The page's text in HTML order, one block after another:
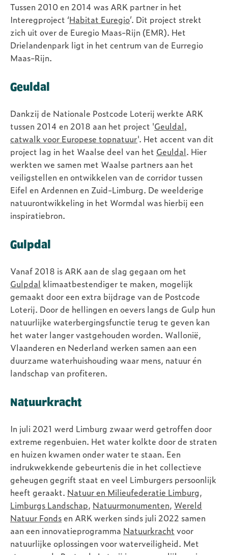
Tussen 2010 en 2014 was ARK partner in het
Interegproject ‘Habitat Euregio’. Dit project strekt
zich uit over de Euregio Maas-Rijn (EMR). Het
Drielandenpark ligt in het centrum van de Eurregio
Maas-Rijn.
Geuldal
Dankzij de Nationale Postcode Loterij werkte ARK
tussen 2014 en 2018 aan het project 'Geuldal,
catwalk voor Europese topnatuur'. Het accent van dit
project lag in het Waalse deel van het Geuldal. Hier
werkten we samen met Waalse partners aan het
veiligstellen en ontwikkelen van de corridor tussen
Eifel en Ardennen en Zuid-Limburg. De weelderige
natuurontwikkeling in het Wormdal was hierbij een
inspiratiebron.
Gulpdal
Vanaf 2018 is ARK aan de slag gegaan om het
Gulpdal klimaatbestendiger te maken, mogelijk
gemaakt door een extra bijdrage van de Postcode
Loterij. Door de hellingen en oevers langs de Gulp hun
natuurlijke waterbergingsfunctie terug te geven kan
het water langer vastgehouden worden. Wallonië,
Vlaanderen en Nederland werken samen aan een
duurzame waterhuishouding waar mens, natuur én
landschap van profiteren.
Natuurkracht
In juli 2021 werd Limburg zwaar werd getroffen door
extreme regenbuien. Het water kolkte door de straten
en huizen kwamen onder water te staan. Een
indrukwekkende gebeurtenis die in het collectieve
geheugen gegrift staat en veel Limburgers persoonlijk
heeft geraakt. Natuur en Milieufederatie Limburg,
Limburgs Landschap, Natuurmonumenten, Wereld
Natuur Fondsen ARK werken sinds juli 2022 samen
aan een innovatieprogramma Natuurkracht voor
natuurlijke oplossingen voor waterveiligheid. Met